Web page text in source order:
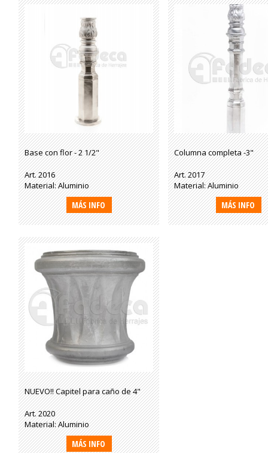
Base con flor - 2 1/2"
Art. 2016
Material: Aluminio
MÁS INFO
Columna completa -3"
Art. 2017
Material: Aluminio
MÁS INFO
NUEVO!! Capitel para caño de 4"
Art. 2020
Material: Aluminio
MÁS INFO